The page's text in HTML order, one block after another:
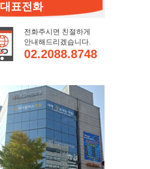
대표전화
전화주시면 친절하게
안내해드리겠습니다.
02.2088.8748